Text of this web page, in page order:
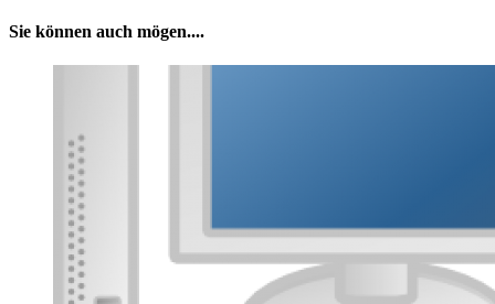
Sie können auch mögen....